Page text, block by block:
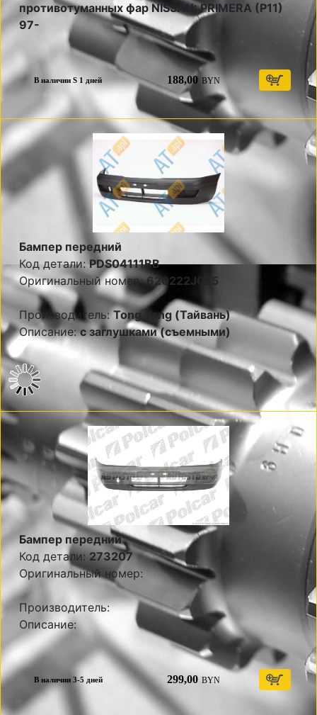
противотуманных фар NISSAN: PRIMERA (P11)
97-
В наличии S 1 дней 188,00 BYN
Бампер передний
Код детали:PDS04111BB
Оригинальный номер:620222J025
Производитель:Tong Yang (Тайвань)
Описание:с заглушками (съемными)
Бампер передний
Код детали:273207
Оригинальный номер:
Производитель:
Описание:
В наличии 3-5 дней 299,00 BYN